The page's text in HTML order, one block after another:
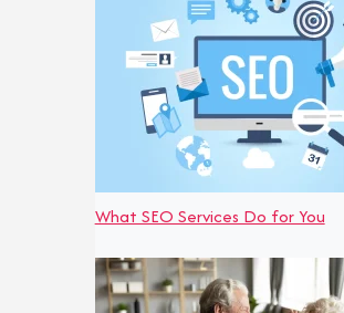
What SEO Services Do for You